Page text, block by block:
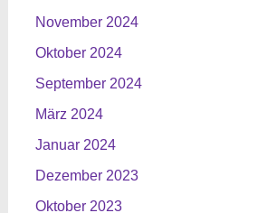
November 2024
Oktober 2024
September 2024
März 2024
Januar 2024
Dezember 2023
Oktober 2023